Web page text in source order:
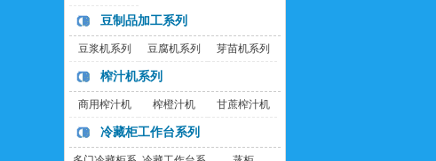
豆制品加工系列
豆浆机系列 豆腐机系列 芽苗机系列
榨汁机系列
商用榨汁机 榨橙汁机 甘蔗榨汁机
冷藏柜工作台系列